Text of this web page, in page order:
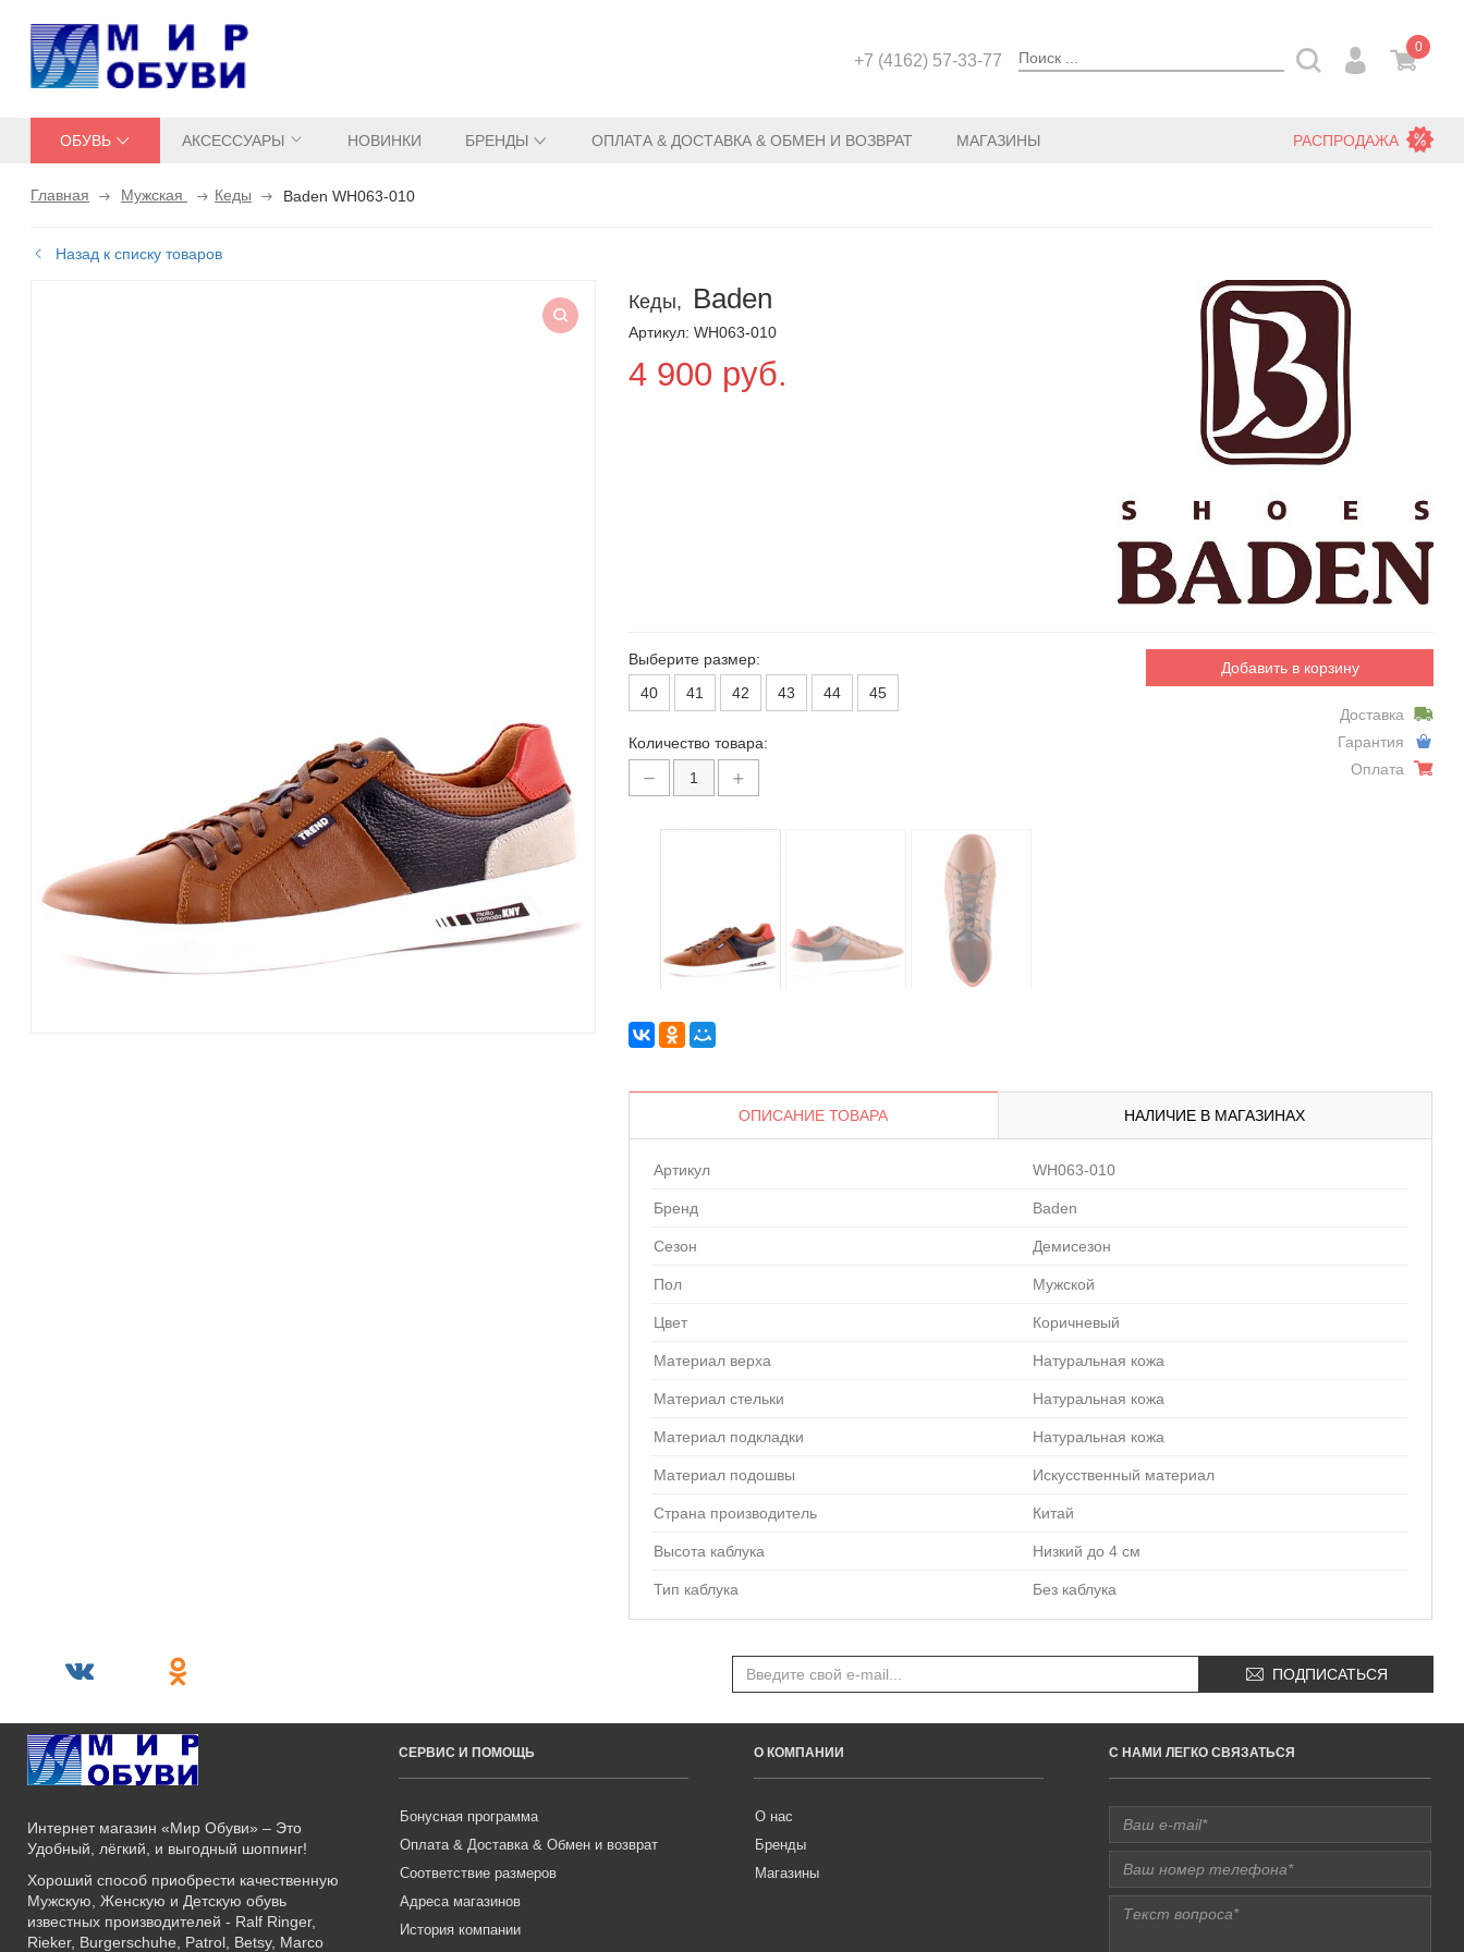
+7 (4162) 57-33-77
0
ОБУВЬ АКСЕССУАРЫ НОВИНКИ БРЕНДЫ ОПЛАТА & ДОСТАВКА & ОБМЕН И ВОЗВРАТ МАГАЗИНЫ РАСПРОДАЖА
Главная Мужская Кеды Baden WH063-010
Назад к списку товаров
Кеды, Baden
Артикул: WH063-010
4 900 руб.
Выберите размер:
40
41 42 43 44 45
Количество товара:
Добавить в корзину
Доставка
Гарантия
Оплата
ОПИСАНИЕ ТОВАРА НАЛИЧИЕ В МАГАЗИНАХ
Артикул WH063-010
Бренд Baden
Сезон Демисезон
Пол Мужской
Цвет Коричневый
Материал верха Натуральная кожа
Материал стельки Натуральная кожа
Материал подкладки Натуральная кожа
Материал подошвы Искусственный материал
Страна производитель Китай
Высота каблука Низкий до 4 см
Тип каблука Без каблука
ПОДПИСАТЬСЯ
Интернет магазин «Мир Обуви» – Это
Удобный, лёгкий, и выгодный шоппинг!
Хороший способ приобрести качественную
Мужскую, Женскую и Детскую обувь
известных производителей - Ralf Ringer,
Rieker, Burgerschuhe, Patrol, Betsy, Marco
СЕРВИС И ПОМОЩЬ
Бонусная программа
Оплата & Доставка & Обмен и возврат
Соответствие размеров
Адреса магазинов
История компании
О КОМПАНИИ
О нас
Бренды
Магазины
C НАМИ ЛЕГКО СВЯЗАТЬСЯ